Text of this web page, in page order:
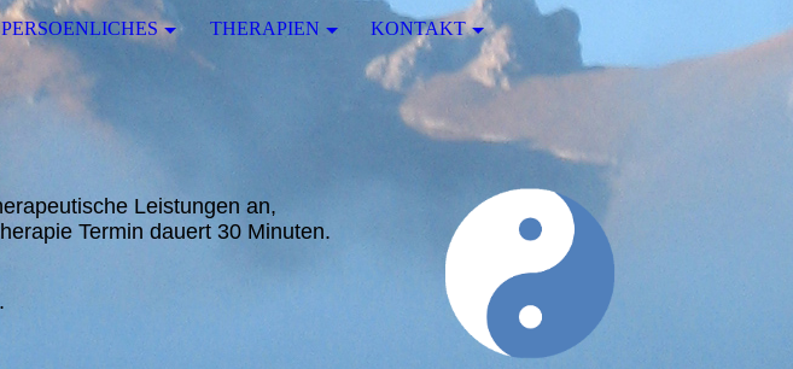
PERSOENLICHES THERAPIEN KONTAKT
Leistungen an,
Termin dauert 30 Minuten.